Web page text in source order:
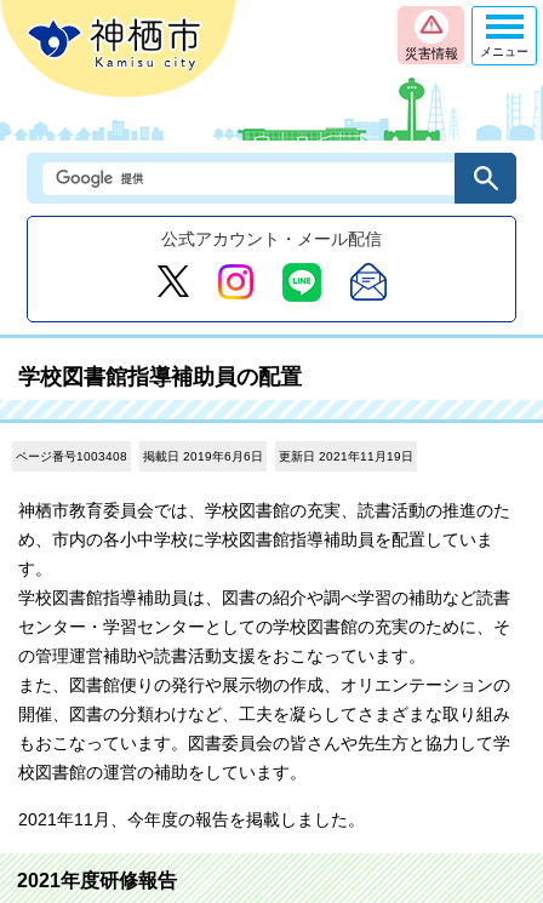
災害情報
公式アカウント・メール配信
メニュー
学校図書館指導補助員の配置
ページ番号1003408 掲載日 2019年6月6日 更新日 2021年11月19日
神栖市教育委員会では、学校図書館の充実、読書活動の推進のた
め、市内の各小中学校に学校図書館指導補助員を配置していま
す。
学校図書館指導補助員は、図書の紹介や調べ学習の補助など読書
センター・学習センターとしての学校図書館の充実のために、そ
の管理運営補助や読書活動支援をおこなっています。
また、図書館便りの発行や展示物の作成、オリエンテーションの
開催、図書の分類わけなど、工夫を凝らしてさまざまな取り組み
もおこなっています。図書委員会の皆さんや先生方と協力して学
校図書館の運営の補助をしています。
2021年11月、今年度の報告を掲載しました。
2021年度研修報告